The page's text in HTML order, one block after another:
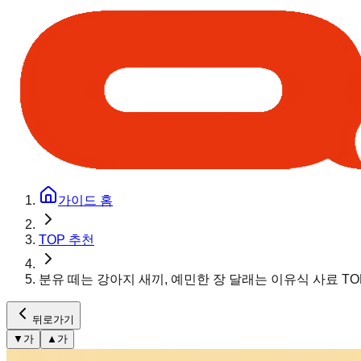
가이드 홈
TOP 추천
분유 떼는 강아지 새끼, 예민한 장 달래는 이유식 사료
뒤로가기
▼ 가 ▲ 가